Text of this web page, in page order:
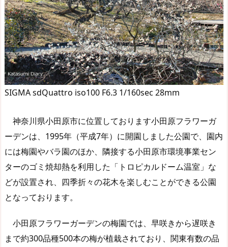
SIGMA sdQuattro iso100 F6.3 1/160sec 28mm
神奈川県小田原市に位置しております小田原フラワーガ
ーデンは、1995年（平成7年）に開園しました公園で、園内
には梅園やバラ園のほか、隣接する小田原市環境事業セン
ターのゴミ焼却熱を利用した「トロピカルドーム温室」な
どが設置され、四季折々の花木を楽しむことができる公園
となっております。
小田原フラワーガーデンの梅園では、早咲きから遅咲き
まで約300品種500本の梅が植栽されており、関東有数の品